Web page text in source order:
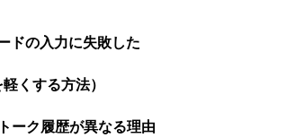
ドの入力に失敗した
くする方法）
ーク履歴が異なる理由